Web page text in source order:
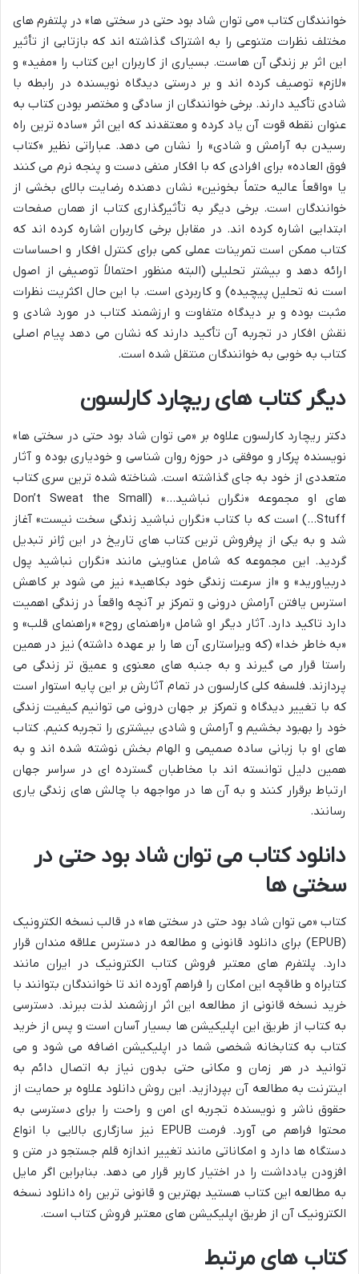
خوانندگان کتاب «می توان شاد بود حتی در سختی ها» در پلتفرم های
مختلف نظرات متنوعی را به اشتراک گذاشته اند که بازتابی از تأثیر
این اثر بر زندگی آن هاست. بسیاری از کاربران این کتاب را «مفید» و
«لازم» توصیف کرده اند و بر درستی دیدگاه نویسنده در رابطه با
شادی تأکید دارند. برخی خوانندگان از سادگی و مختصر بودن کتاب به
عنوان نقطه قوت آن یاد کرده و معتقدند که این اثر «ساده ترین راه
رسیدن به آرامش و شادی» را نشان می دهد. عباراتی نظیر «کتاب
فوق العاده» برای افرادی که با افکار منفی دست و پنجه نرم می کنند
یا «واقعاً عالیه حتماً بخونین» نشان دهنده رضایت بالای بخشی از
خوانندگان است. برخی دیگر به تأثیرگذاری کتاب از همان صفحات
ابتدایی اشاره کرده اند. در مقابل برخی کاربران اشاره کرده اند که
کتاب ممکن است تمرینات عملی کمی برای کنترل افکار و احساسات
ارائه دهد و بیشتر تحلیلی (البته منظور احتمالاً توصیفی از اصول
است نه تحلیل پیچیده) و کاربردی است. با این حال اکثریت نظرات
مثبت بوده و بر دیدگاه متفاوت و ارزشمند کتاب در مورد شادی و
نقش افکار در تجربه آن تأکید دارند که نشان می دهد پیام اصلی
کتاب به خوبی به خوانندگان منتقل شده است.
دیگر کتاب های ریچارد کارلسون
دکتر ریچارد کارلسون علاوه بر «می توان شاد بود حتی در سختی ها»
نویسنده پرکار و موفقی در حوزه روان شناسی و خودیاری بوده و آثار
متعددی از خود به جای گذاشته است. شناخته شده ترین سری کتاب
های او مجموعه «نگران نباشید…» (Don’t Sweat the Small
Stuff…) است که با کتاب «نگران نباشید زندگی سخت نیست» آغاز
شد و به یکی از پرفروش ترین کتاب های تاریخ در این ژانر تبدیل
گردید. این مجموعه که شامل عناوینی مانند «نگران نباشید پول
دربیاورید» و «از سرعت زندگی خود بکاهید» نیز می شود بر کاهش
استرس یافتن آرامش درونی و تمرکز بر آنچه واقعاً در زندگی اهمیت
دارد تاکید دارد. آثار دیگر او شامل «راهنمای روح» «راهنمای قلب» و
«به خاطر خدا» (که ویراستاری آن ها را بر عهده داشته) نیز در همین
راستا قرار می گیرند و به جنبه های معنوی و عمیق تر زندگی می
پردازند. فلسفه کلی کارلسون در تمام آثارش بر این پایه استوار است
که با تغییر دیدگاه و تمرکز بر جهان درونی می توانیم کیفیت زندگی
خود را بهبود بخشیم و آرامش و شادی بیشتری را تجربه کنیم. کتاب
های او با زبانی ساده صمیمی و الهام بخش نوشته شده اند و به
همین دلیل توانسته اند با مخاطبان گسترده ای در سراسر جهان
ارتباط برقرار کنند و به آن ها در مواجهه با چالش های زندگی یاری
رسانند.
دانلود کتاب می توان شاد بود حتی در
سختی ها
کتاب «می توان شاد بود حتی در سختی ها» در قالب نسخه الکترونیک
(EPUB) برای دانلود قانونی و مطالعه در دسترس علاقه مندان قرار
دارد. پلتفرم های معتبر فروش کتاب الکترونیک در ایران مانند
کتابراه و طاقچه این امکان را فراهم آورده اند تا خوانندگان بتوانند با
خرید نسخه قانونی از مطالعه این اثر ارزشمند لذت ببرند. دسترسی
به کتاب از طریق این اپلیکیشن ها بسیار آسان است و پس از خرید
کتاب به کتابخانه شخصی شما در اپلیکیشن اضافه می شود و می
توانید در هر زمان و مکانی حتی بدون نیاز به اتصال دائم به
اینترنت به مطالعه آن بپردازید. این روش دانلود علاوه بر حمایت از
حقوق ناشر و نویسنده تجربه ای امن و راحت را برای دسترسی به
محتوا فراهم می آورد. فرمت EPUB نیز سازگاری بالایی با انواع
دستگاه ها دارد و امکاناتی مانند تغییر اندازه قلم جستجو در متن و
افزودن یادداشت را در اختیار کاربر قرار می دهد. بنابراین اگر مایل
به مطالعه این کتاب هستید بهترین و قانونی ترین راه دانلود نسخه
الکترونیک آن از طریق اپلیکیشن های معتبر فروش کتاب است.
کتاب های مرتبط